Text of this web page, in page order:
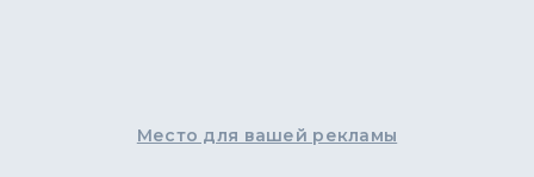
Место для вашей рекламы